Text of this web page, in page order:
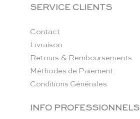
SERVICE CLIENTS
Contact
Livraison
Retours & Remboursements
Méthodes de Paiement
Conditions Générales
INFO PROFESSIONNELS